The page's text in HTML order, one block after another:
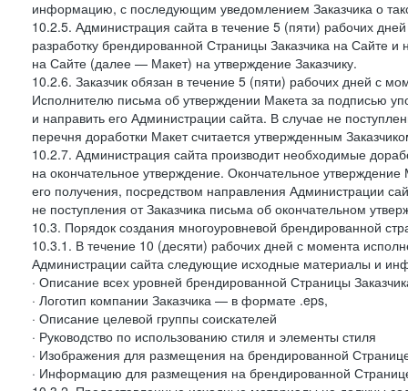
информацию, с последующим уведомлением Заказчика о
10.2.5. Администрация сайта в течение 5 (пяти) рабочих
разработку брендированной Страницы Заказчика на Сайте
на Сайте (далее — Макет) на утверждение Заказчику.
10.2.6. Заказчик обязан в течение 5 (пяти) рабочих дней с
Исполнителю письма об утверждении Макета за подписью
и направить его Администрации сайта. В случае не
перечня доработки Макет считается утвержденным
10.2.7. Администрация сайта производит необходимые
на окончательное утверждение. Окончательное
его получения, посредством направления Администрации
не поступления от Заказчика письма об окончательном
10.3. Порядок создания многоуровневой брендированной
10.3.1. В течение 10 (десяти) рабочих дней с момента
Администрации сайта следующие исходные материалы и
· Описание всех уровней брендированной Страницы
· Логотип компании Заказчика — в формате .eps,
· Описание целевой группы соискателей
· Руководство по использованию стиля и элементы стиля
· Изображения для размещения на брендированной
· Информацию для размещения на брендированной